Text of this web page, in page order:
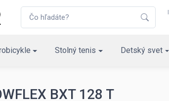
Stolný tenis Detský svet
BXT 128 T